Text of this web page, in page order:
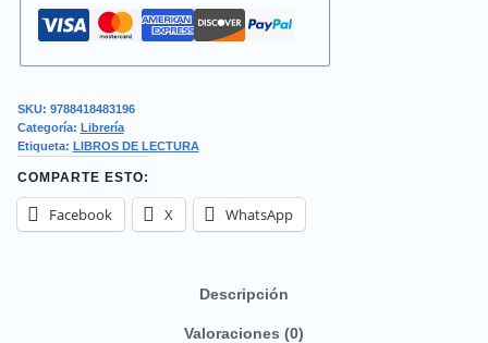
SKU: 9788418483196
Categoría: Librería
Etiqueta: LIBROS DE LECTURA
COMPARTE ESTO:
Facebook X WhatsApp
Descripción
Valoraciones (0)